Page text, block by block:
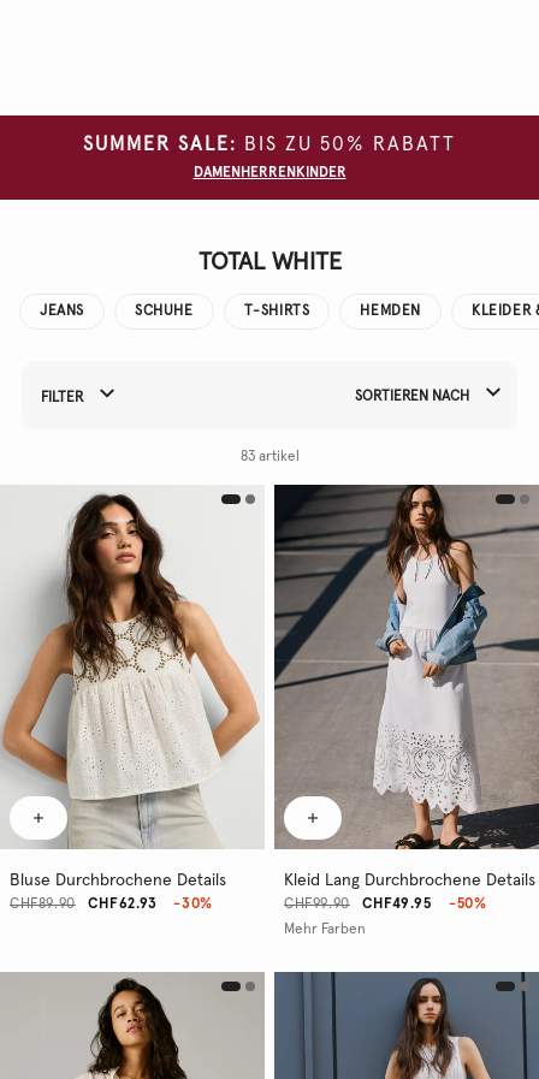
SUMMER SALE: BIS ZU 50% RABATT
DAMEN HERREN KINDER
TOTAL WHITE
JEANS SCHUHE T-SHIRTS HEMDEN KLEIDER
Filtern Sie Ihre Ergebnisse nach:
GRÖSSE
FILTER SORTIEREN NACH
83 artikel
Bluse Durchbrochene Details
CHF62.93
CHF89.90 -30%
Kleid Lang Durchbrochene Details
CHF49.95
CHF99.90
-50%
Mehr Farben